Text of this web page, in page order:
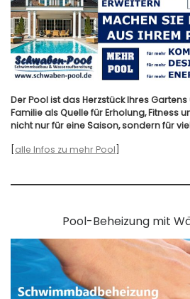
Der Pool ist das Herzstück Ihres
Familie als Quelle für Erholung, Fitness
nicht nur für eine Saison, sondern für
alle Infos zu mehr Pool
Pool-Beheizung mit